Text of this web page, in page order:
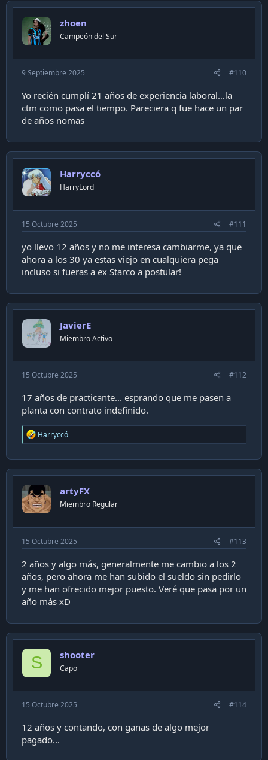
zhoen
Campeón del Sur
9 Septiembre 2025 #110
Yo recién cumplí 21 años de experiencia laboral…la
ctm como pasa el tiempo. Pareciera q fue hace un par
de años nomas
Harryccó
HarryLord
15 Octubre 2025 #111
yo llevo 12 años y no me interesa cambiarme, ya que
ahora a los 30 ya estas viejo en cualquiera pega
incluso si fueras a ex Starco a postular!
JavierE
Miembro Activo
15 Octubre 2025 #112
17 años de practicante... esprando que me pasen a
planta con contrato indefinido.
R
e
c
t
o
n
s
Harryccó
artyFX
Miembro Regular
15 Octubre 2025 #113
2 años y algo más, generalmente me cambio a los 2
años, pero ahora me han subido el sueldo sin pedirlo
y me han ofrecido mejor puesto. Veré que pasa por un
año más xD
S shooter
Capo
15 Octubre 2025 #114
12 años y contando, con ganas de algo mejor
pagado...